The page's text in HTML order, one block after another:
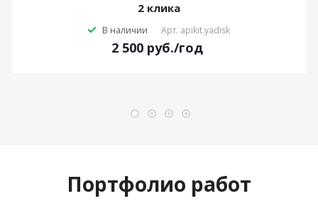
2 клика
В наличии Арт. apikit.yadisk
2 500 руб./год
Портфолио работ